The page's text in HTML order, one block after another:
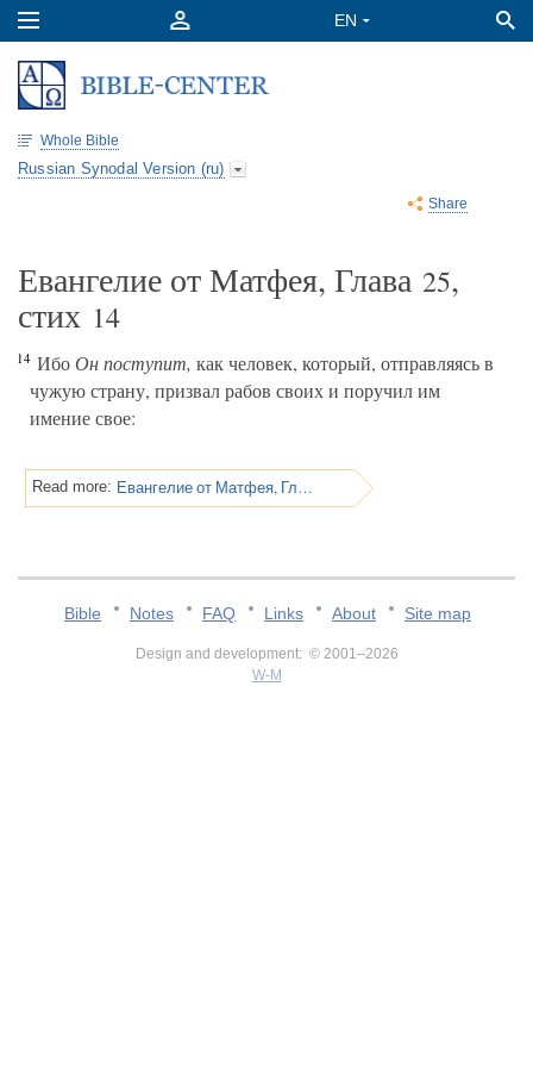
Whole Bible
Russian Synodal Version (ru)
Share
Евангелие от Матфея, Глава 25,
стих 14
14 ИбоОн поступит, как человек, который, отправляясь в
чужую страну, призвал рабов своих и поручил им
имение свое:
Read more: Евангелие от Матфея, Глава 25
Bible Notes FAQ Links About Site map
Design and development: © 2001–2026
W-M